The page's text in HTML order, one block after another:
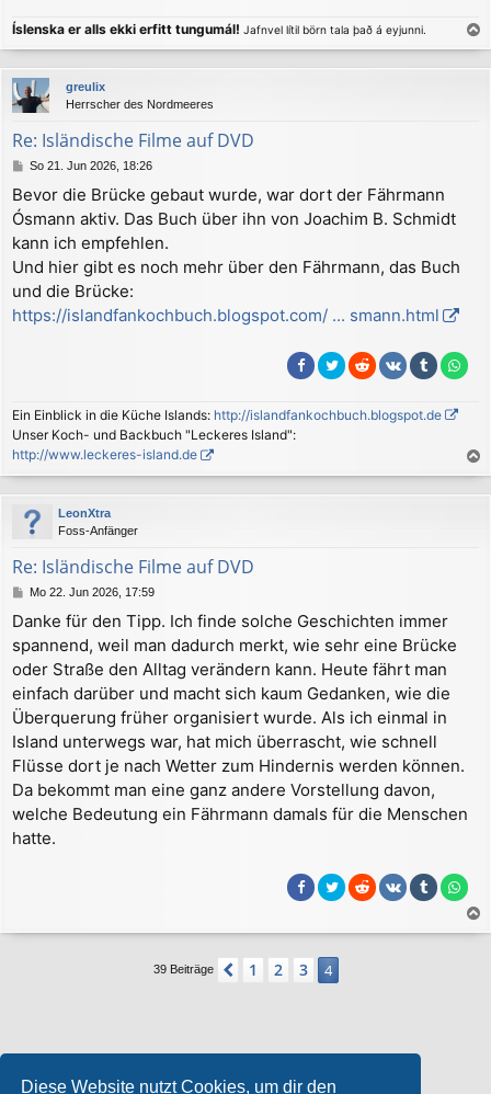
Diese Website nutzt Cookies, um dir den
Íslenska er alls ekki erfitt tungumál! Jafnvel lítil börn tala það á eyjunni.
a
c
greulix
Herrscher des Nordmeeres
Re: Isländische Filme auf DVD
B
i
t
a
g
So 21. Jun 2026, 18:26
Bevor die Brücke gebaut wurde, war dort der Fährmann
Ósmann aktiv. Das Buch über ihn von Joachim B. Schmidt
kann ich empfehlen.
Und hier gibt es noch mehr über den Fährmann, das Buch
und die Brücke:
https://islandfankochbuch.blogspot.com/ ... smann.html
Ein Einblick in die Küche Islands: http://islandfankochbuch.blogspot.de
Unser Koch- und Backbuch "Leckeres Island":
http://www.leckeres-island.de
a
c
LeonXtra
Foss-Anfänger
Re: Isländische Filme auf DVD
B
i
t
r
a
g
Mo 22. Jun 2026, 17:59
Danke für den Tipp. Ich finde solche Geschichten immer
spannend, weil man dadurch merkt, wie sehr eine Brücke
oder Straße den Alltag verändern kann. Heute fährt man
einfach darüber und macht sich kaum Gedanken, wie die
Überquerung früher organisiert wurde. Als ich einmal in
Island unterwegs war, hat mich überrascht, wie schnell
Flüsse dort je nach Wetter zum Hindernis werden können.
Da bekommt man eine ganz andere Vorstellung davon,
welche Bedeutung ein Fährmann damals für die Menschen
hatte.
a
39 Beiträge Vorherige
1 2 3 4